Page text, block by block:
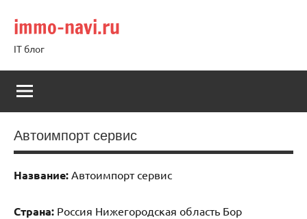
содержимому
immo-navi.ru
IT блог
Автоимпорт сервис
Название: Автоимпорт сервис
Страна: Россия Нижегородская область Бор